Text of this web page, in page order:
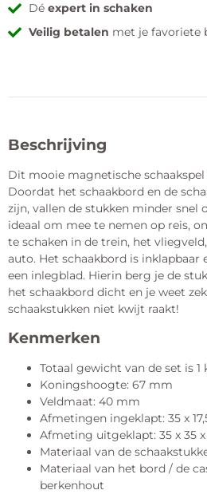
Déexpert in schaken
Veilig betalen met je favoriete
Beschrijving
Dit mooie magnetische
Doordat het schaakbord en de
zijn, vallen de stukken minder snel
ideaal om mee te nemen op reis,
te schaken in de trein, het
auto. Het schaakbord is inklapbaar
een inlegblad. Hierin berg je de
het schaakbord dicht en je weet
schaakstukken niet kwijt raakt!
Kenmerken
Totaal gewicht van de set is 1
Koningshoogte: 67 mm
Veldmaat: 40 mm
Afmetingen ingeklapt: 35 x
Afmeting uitgeklapt: 35 x 35 x
Materiaal van de
Materiaal van het bord / de
berkenhout